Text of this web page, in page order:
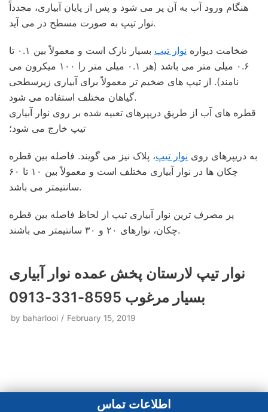
هنگام ورود آب به آن پر می شود و پس از پایان آبیاری، مجدداً
نوار تیپ به صورت مسطح در می آید.
ضخامت دیواره نوار تیپ
بسیار نازک است و معمولاً بین ۰.۱ تا
۰.۶ میلی متر می باشد (هر ۰.۱ میلی متر را ۱۰۰ میکرون می
نامند). از تیپ های ضخیم تر معمولاً برای آبیاری زیرسطحی
گیاهان مختلف استفاده می شود.
قطره های آب از طریق دریپرهای تعبیه شده بر روی نوار آبیاری
تیپ خارج می شود؛
به دریپرهای روی نوار تیپ، پلاک نیز می گویند. فاصله بین قطره
چکان ها در نوار آبیاری مختلف است و معمولاً بین ۱۰ تا ۶۰
سانتیمتر می باشد.
پر مصرف ترین نوار آبیاری تیپ از لحاظ فاصله بین قطره
چکان، نوارهای ۲۰ و ۳۰ سانتیمتر می باشند.
نوار تیپ لارستان پخش عمده نوار آبیاری
بسیار مرغوب 8595-331-0913
by baharlooi February 15, 2019
اطلاعات تماس